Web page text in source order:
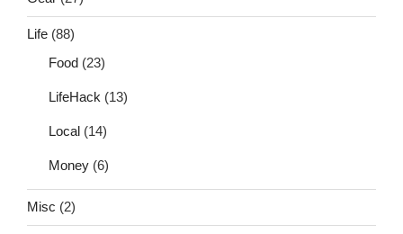
Life (88)
Food (23)
LifeHack (13)
Local (14)
Money (6)
Misc (2)